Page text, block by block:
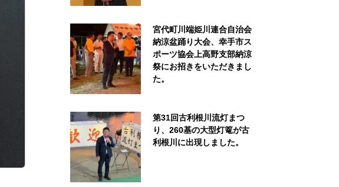
宮代町川端姫川連合自治会
納涼盆踊り大会、幸手市ス
ポーツ協会上高野支部納涼
祭にお招きをいただきまし
た。
第31回古利根川流灯まつ
り、260基の大型灯篭が古
利根川に出現しました。